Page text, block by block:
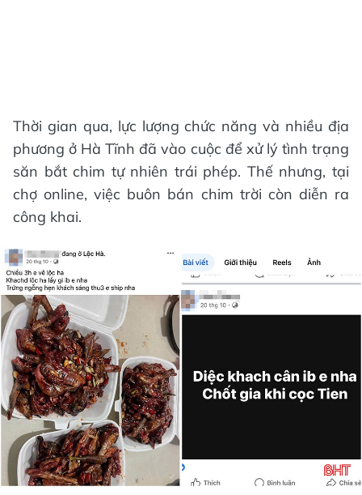
Thời gian qua, lực lượng chức năng và nhiều địa
phương ở Hà Tĩnh đã vào cuộc để xử lý tình trạng
săn bắt chim tự nhiên trái phép. Thế nhưng, tại
chợ online, việc buôn bán chim trời còn diễn ra
công khai.